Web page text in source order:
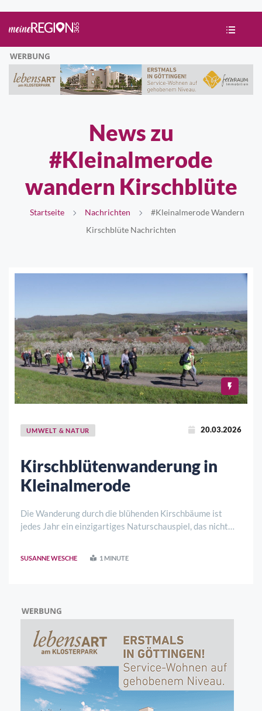
News zu
#Kleinalmerode
wandern Kirschblüte
Startseite Nachrichten
#Kleinalmerode Wandern
Kirschblüte Nachrichten
UMWELT & NATUR 20.03.2026
Kirschblütenwanderung in
Kleinalmerode
Die Wanderung durch die blühenden Kirschbäume ist
jedes Jahr ein einzigartiges Naturschauspiel, das nicht
Jahren eine absolut gelungene Ver ..
SUSANNE WESCHE 1 MINUTE